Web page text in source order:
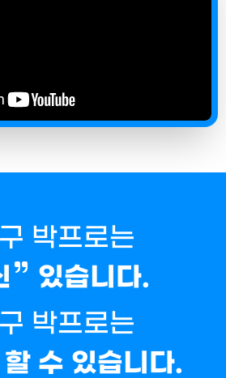
박프로는
있습니다.
박프로는
할 수 있습니다.